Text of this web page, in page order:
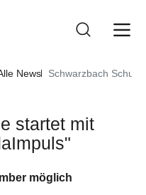
News
Schwarzbach
startet mit
möglich